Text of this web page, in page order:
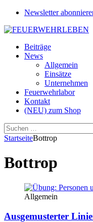
Newsletter
Beiträge
News
Allgemein
Einsätze
Unternehmen
Feuerwehrlabor
Kontakt
(NEU) zum Shop
Suchen
nach:
StartseiteBottrop
Bottrop
Allgemein
Ausgemusterter